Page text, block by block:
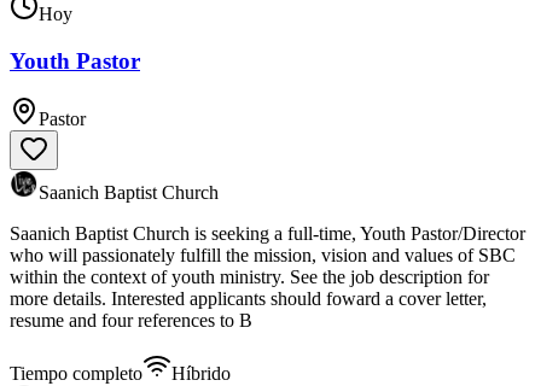
Hoy
Youth Pastor
Pastor
Saanich Baptist Church
Saanich Baptist Church is seeking a full-time, Youth Pastor/Director
who will passionately fulfill the mission, vision and values of SBC
within the context of youth ministry. See the job description for
more details. Interested applicants should foward a cover letter,
resume and four references to B
Tiempo completo
Híbrido